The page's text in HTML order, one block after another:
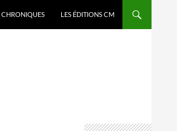
CHRONIQUES LES ÉDITIONS CM